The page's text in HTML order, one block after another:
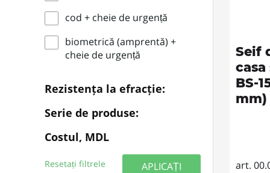
cod + cheie de urgență
biometrică (amprentă) +
cheie de urgență
Rezistența la efracție:
grad S1
grad 0
clasa Н0
Serie de produse:
BS
HG
Costul, MDL
Resetați filtrele APLICAȚI
Seif
casa
BS-
mm)
art.